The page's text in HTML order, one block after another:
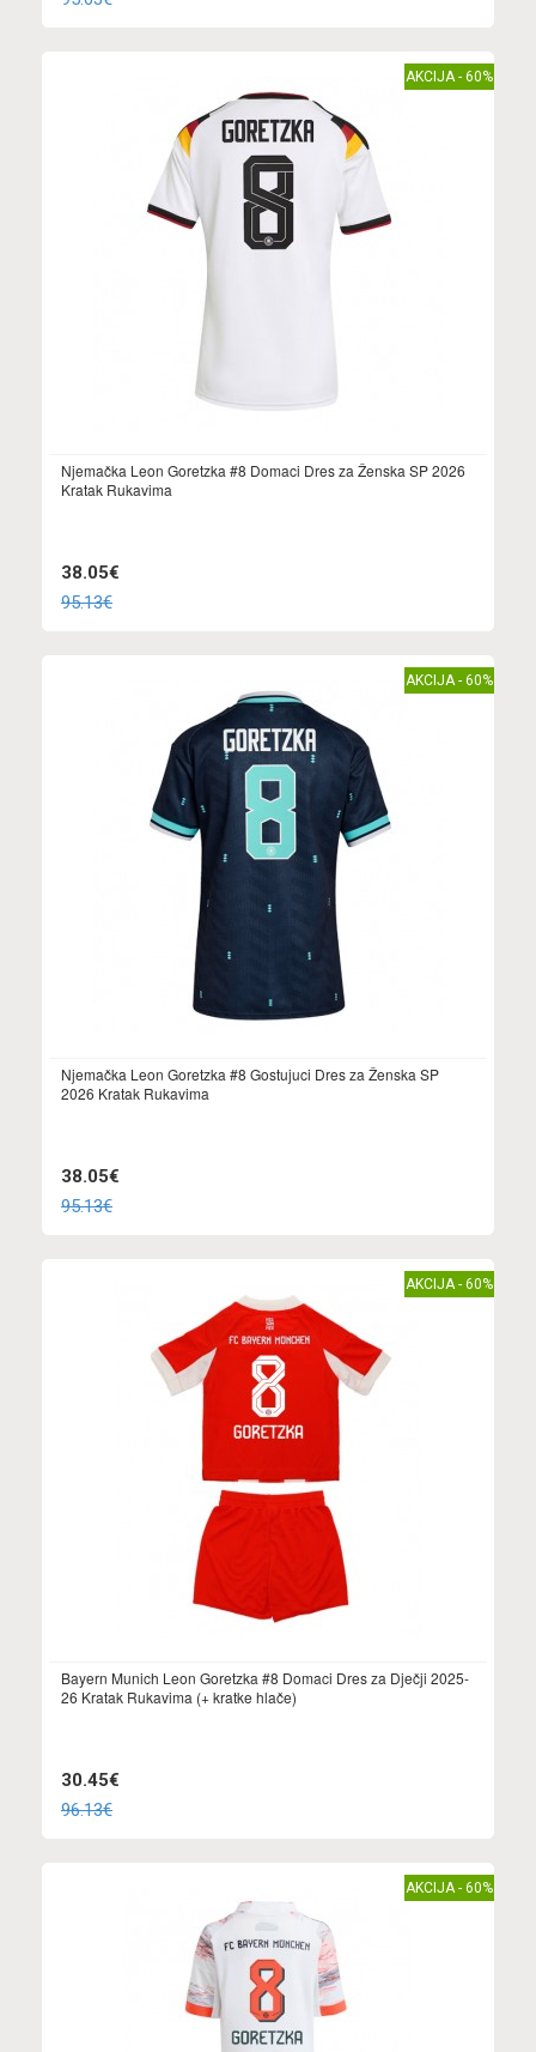
AKCIJA - 60%
Njemačka Leon Goretzka #8 Domaci Dres za Ženska SP 2026
Kratak Rukavima
38.05€
95.13€
AKCIJA - 60%
Njemačka Leon Goretzka #8 Gostujuci Dres za Ženska SP
2026 Kratak Rukavima
38.05€
95.13€
AKCIJA - 60%
Bayern Munich Leon Goretzka #8 Domaci Dres za Dječji 2025-
26 Kratak Rukavima (+ kratke hlače)
30.45€
96.13€
AKCIJA - 60%